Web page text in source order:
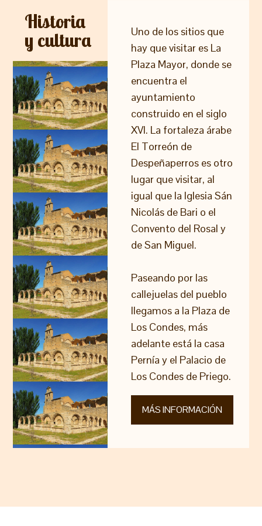
Historia
y cultura
Uno de los sitios que
hay que visitar es La
Plaza Mayor, donde se
encuentra el
ayuntamiento
construido en el siglo
XVI. La fortaleza árabe
El Torreón de
Despeñaperros es otro
lugar que visitar, al
igual que la Iglesia Sán
Nicolás de Bari o el
Convento del Rosal y
de San Miguel.
Paseando por las
callejuelas del pueblo
llegamos a la Plaza de
Los Condes, más
adelante está la casa
Pernía y el Palacio de
Los Condes de Priego.
MÁS INFORMACIÓN